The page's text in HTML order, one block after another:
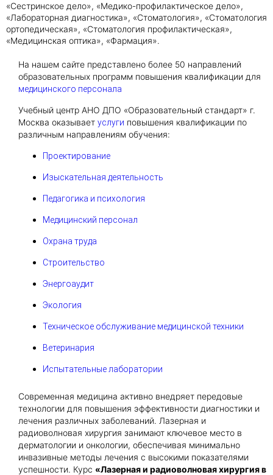
«Сестринское дело», «Медико-профилактическое дело»,
«Лабораторная диагностика», «Стоматология», «Стоматология
ортопедическая», «Стоматология профилактическая»,
«Медицинская оптика», «Фармация».
На нашем сайте представлено более 50 направлений
образовательных программ повышения квалификации для
медицинского персонала
Учебный центр АНО ДПО «Образовательный стандарт» г.
Москва оказывает услуги повышения квалификации по
различным направлениям обучения:
Проектирование
Изыскательная деятельность
Педагогика и психология
Медицинский персонал
Охрана труда
Строительство
Энергоаудит
Экология
Техническое обслуживание медицинской техники
Ветеринария
Испытательные лаборатории
Современная медицина активно внедряет передовые
технологии для повышения эффективности диагностики и
лечения различных заболеваний. Лазерная и
радиоволновая хирургия занимают ключевое место в
дерматологии и онкологии, обеспечивая минимально
инвазивные методы лечения с высокими показателями
успешности. Курс «Лазерная и радиоволновая хирургия в
Даю согласие наобработку персональных
данныхиe-mail рассылку